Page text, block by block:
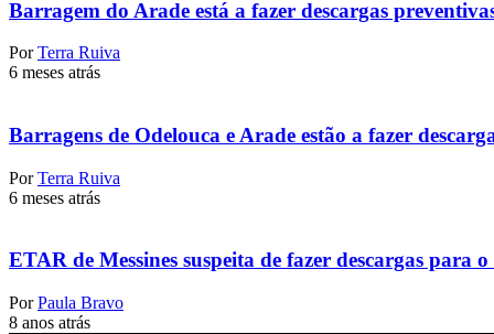
Barragem do Arade está a fazer descargas
Por Terra Ruiva
6 meses atrás
Barragens de Odelouca e Arade estão a fazer
Por Terra Ruiva
6 meses atrás
ETAR de Messines suspeita de fazer descargas para
Por Paula Bravo
8 anos atrás